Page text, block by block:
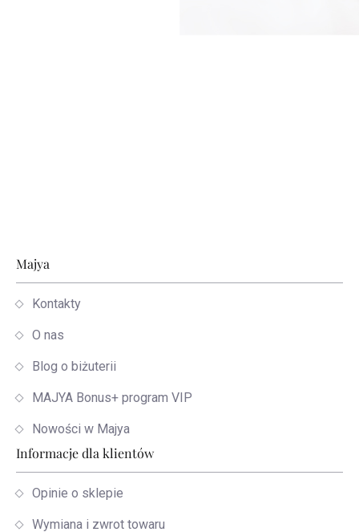
Stopka
Majya
Kontakty
O nas
Blog o biżuterii
MAJYA Bonus+ program VIP
Nowości w Majya
Informacje dla klientów
Opinie o sklepie
Wymiana i zwrot towaru